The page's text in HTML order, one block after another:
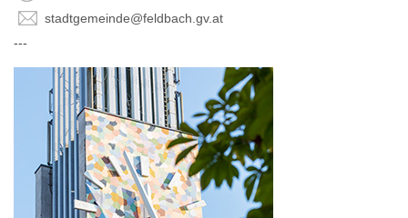
stadtgemeinde@feldbach.gv.at
---